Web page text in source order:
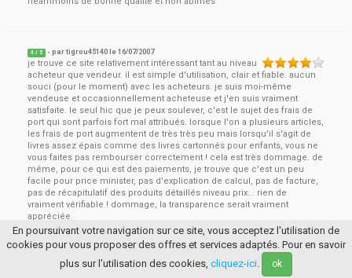
4 / 5 - partigrou45140 le16/07/2007
je trouve ce site relativement intéressant tant au niveau
acheteur que vendeur. il est simple d'utilisation, clair et fiable. aucun
souci (pour le moment) avec les acheteurs. je suis moi-même
vendeuse et occasionnellement acheteuse et j'en suis vraiment
satisfaite. le seul hic que je peux soulever, c'est le sujet des frais de
port qui sont parfois fort mal attribués. lorsque l'on a plusieurs articles,
les frais de port augmentent de très très peu mais lorsqu'il s'agit de
livres assez épais comme des livres cartonnés pour enfants, vous ne
vous faites pas rembourser correctement ! cela est très dommage. de
même, pour ce qui est des paiements, je trouve que c'est un peu
facile pour price minister, pas d'explication de calcul, pas de facture,
pas de récapitulatif des produits détaillés niveau prix... rien de
vraiment vérifiable ! dommage, la transparence serait vraiment
appréciée.
- parbaya51le 06/05/2007
En poursuivant votre navigation sur ce site, vous acceptez l'utilisation de
cookies pour vous proposer des offres et services adaptés. Pour en savoir
plus sur l'utilisation des cookies, cliquez-ici ok